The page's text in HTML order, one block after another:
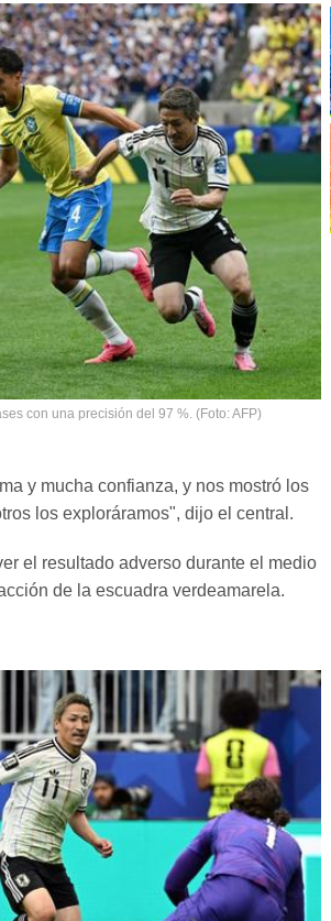
con una precisión del 97 %. (Foto: AFP)
y mucha confianza, y nos mostró los
los exploráramos", dijo el central.
el resultado adverso durante el medio
de la escuadra verdeamarela.